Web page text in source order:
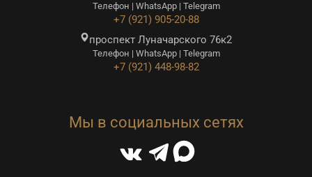
Телефон | WhatsApp | Telegram
+7 (921) 905-20-88
проспект Луначарского 76к2
Телефон | WhatsApp | Telegram
+7 (921) 448-98-82
Мы в социальных сетях